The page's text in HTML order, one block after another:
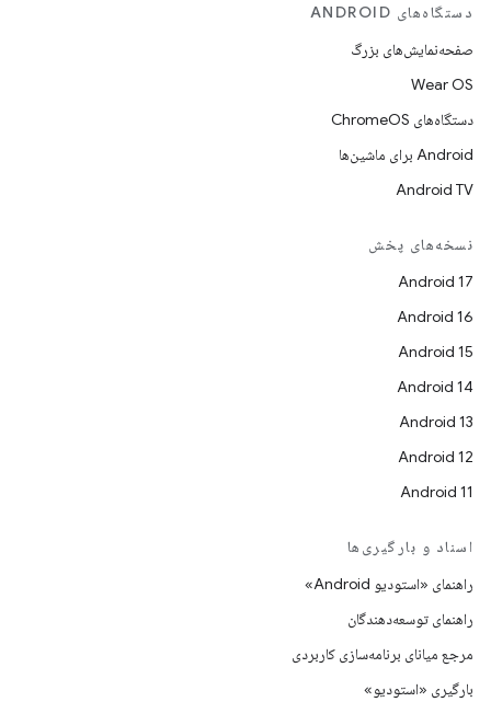
دستگاه‌های ANDROID
صفحه‌نمایش‌های بزرگ
Wear OS
دستگاه‌های ChromeOS
Android برای ماشین‌ها
Android TV
نسخه‌های پخش
Android 17
Android 16
Android 15
Android 14
Android 13
Android 12
Android 11
اسناد و بارگیری‌ها
راهنمای «استودیو Android»
راهنمای توسعه‌دهندگان
مرجع میانای برنامه‌سازی کاربردی
بارگیری «استودیو»